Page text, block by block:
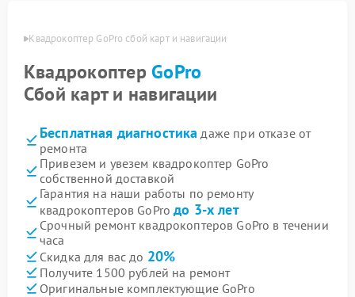
Квадрокоптер GoPro сбой карт и навигации
Квадрокоптер GoPro
Сбой карт и навигации
Бесплатная диагностика даже при отказе от
ремонта
Привезем и увезем квадрокоптер GoPro
собственной доставкой
Гарантия на наши работы по ремонту
квадрокоптеров GoProдо 3-х лет
Срочный ремонт квадрокоптеров GoPro в течении
часа
Скидка для вас до 20%
Получите 1500 рублей на ремонт
Оригинальные комплектующие GoPro